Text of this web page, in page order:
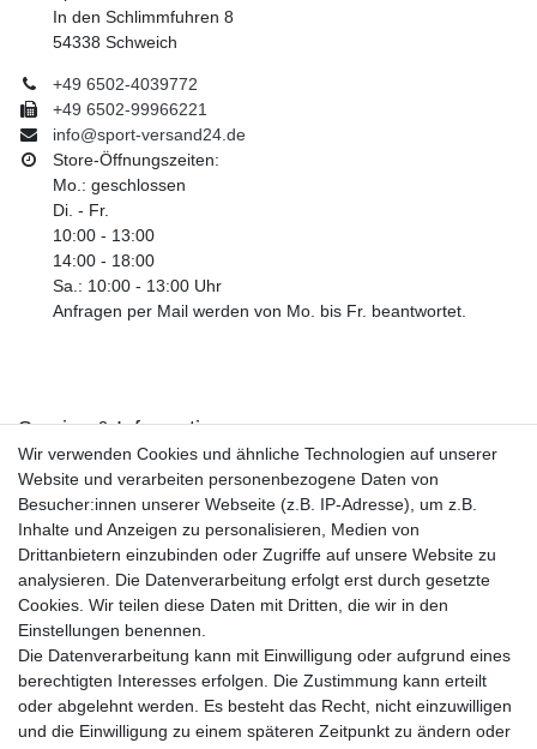
In den Schlimmfuhren 8
54338 Schweich
+49 6502-4039772
+49 6502-99966221
info@sport-versand24.de
Store-Öffnungszeiten:
Mo.: geschlossen
Di. - Fr.
10:00 - 13:00
14:00 - 18:00
Sa.: 10:00 - 13:00 Uhr
Anfragen per Mail werden von Mo. bis Fr. beantwortet.
Service & Informationen
Kontakt
Retouren
Widerrufsrecht
Widerrufs­formular
Impressum
Daten­schutz­erklärung
AGB
Größentabelle
Kataloge
Barrierefreiheitserklärung
Sicherheitsinformationen
Wir verwenden Cookies und ähnliche Technologien auf unserer
Website und verarbeiten personenbezogene Daten von
Besucher:innen unserer Webseite (z.B. IP-Adresse), um z.B.
Inhalte und Anzeigen zu personalisieren, Medien von
Drittanbietern einzubinden oder Zugriffe auf unsere Website zu
analysieren. Die Datenverarbeitung erfolgt erst durch gesetzte
Cookies. Wir teilen diese Daten mit Dritten, die wir in den
Einstellungen benennen.
Die Datenverarbeitung kann mit Einwilligung oder aufgrund eines
berechtigten Interesses erfolgen. Die Zustimmung kann erteilt
oder abgelehnt werden. Es besteht das Recht, nicht einzuwilligen
und die Einwilligung zu einem späteren Zeitpunkt zu ändern oder